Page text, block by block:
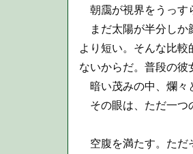
朝靄が視界をうっす
まだ太陽が半分しか
より短い。そんな比
ないからだ。普段の
暗い茂みの中、爛々
その眼は、ただ一つ
空腹を満たす。た